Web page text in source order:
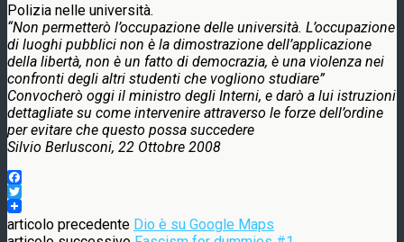
Polizia nelle università.
“Non permetterò l’occupazione delle università. L’occupazione
di luoghi pubblici non è la dimostrazione dell’applicazione
della libertà, non è un fatto di democrazia, è una violenza nei
confronti degli altri studenti che vogliono studiare”
Convocherò oggi il ministro degli Interni, e darò a lui istruzioni
dettagliate su come intervenire attraverso le forze dell’ordine
per evitare che questo possa succedere
Silvio Berlusconi, 22 Ottobre 2008
Facebook
Twitter
articolo precedente Dio è su Google Maps